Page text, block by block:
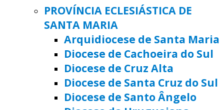
PROVÍNCIA ECLESIÁSTICA DE
SANTA MARIA
Arquidiocese de Santa Maria
Diocese de Cachoeira do Sul
Diocese de Cruz Alta
Diocese de Santa Cruz do Sul
Diocese de Santo Ângelo